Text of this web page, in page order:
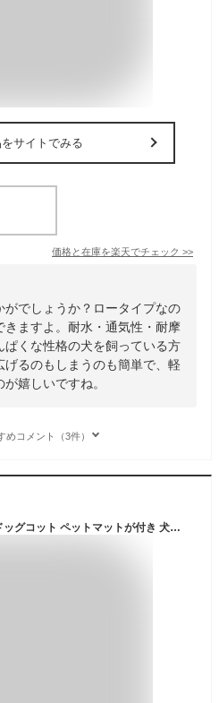
をサイトでみる
価格と在庫を楽天でチェック >>
がでしょうか？ロータイプなの
きますよ。耐水・通気性・耐摩
くな性格の犬を飼っている方
げるのもしまうのも簡単で、軽
嬉しいですね。
めコメント（3件）
KingCamp犬用 ペットベッド ドッグコット ペットマットが付き 犬用折りたたみ ポップアップ キャンプ 脚付き アウトドア 地面から離れ Ｓ